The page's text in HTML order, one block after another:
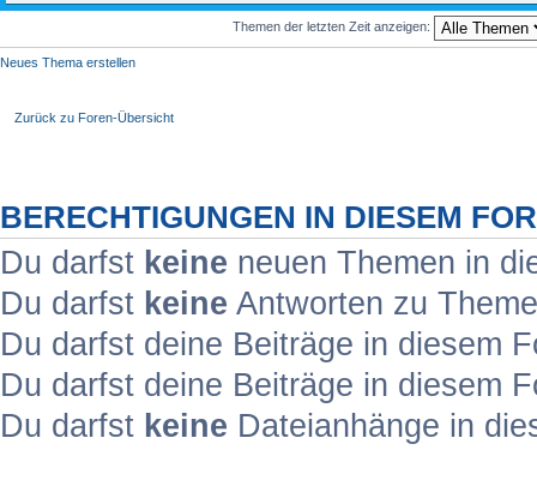
Themen der letzten Zeit anzeigen:
Neues Thema erstellen
Zurück zu Foren-Übersicht
BERECHTIGUNGEN IN DIESEM
Du darfst keine neuen Themen in
Du darfst keine Antworten zu
Du darfst deine Beiträge in diesem
Du darfst deine Beiträge in diesem
Du darfst keine Dateianhänge in